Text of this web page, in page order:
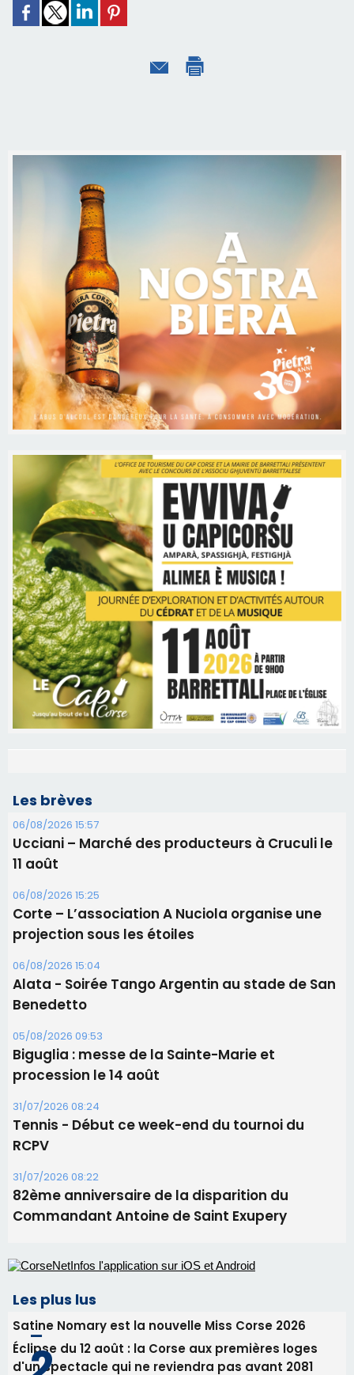
Les brèves
06/08/2026 15:57
Ucciani – Marché des producteurs à Cruculi le
11 août
06/08/2026 15:25
Corte – L’association A Nuciola organise une
projection sous les étoiles
06/08/2026 15:04
Alata - Soirée Tango Argentin au stade de San
Benedetto
05/08/2026 09:53
Biguglia : messe de la Sainte-Marie et
procession le 14 août
Tennis - Début ce week-end du tournoi du
RCPV
31/07/2026 08:22
82ème anniversaire de la disparition du
Commandant Antoine de Saint Exupery